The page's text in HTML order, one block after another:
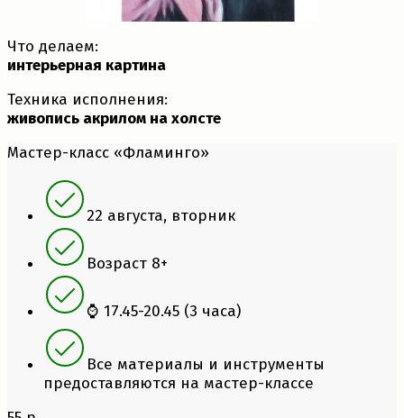
Что делаем:
интерьерная картина
Техника исполнения:
живопись акрилом на холсте
Мастер-класс «Фламинго»
22 августа, вторник
Возраст 8+
⌚ 17.45-20.45 (3 часа)
Все материалы и инструменты
предоставляются на мастер-классе